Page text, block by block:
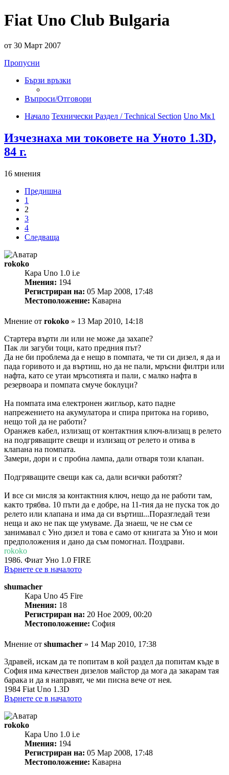
Fiat Uno Club Bulgaria
от 30 Март 2007
Пропусни
Бързи връзки
Въпроси/Отговори
Начало Технически Раздел / Technical Section Uno Мк1
Изчезнаха ми токовете на Уното 1.3D,
84 г.
16 мнения
Предишна
1
2
3
4
Следваща
rokoko
Кара Uno 1.0 i.e
Мнения: 194
Регистриран на: 05 Мар 2008, 17:48
Местоположение: Каварна
Мнение от rokoko » 13 Мар 2010, 14:18
Стартера върти ли или не може да захапе?
Пак ли загуби тоци, като предния път?
Да не би проблема да е нещо в помпата, че ти си дизел, я да и
пада горивото и да въртиш, но да не пали, мръсни филтри или
нафта, като се утаи мръсотията и пали, с малко нафта в
резервоара и помпата смуче боклуци?
На помпата има електронен жигльор, като падне
напрежението на акумулатора и спира притока на гориво,
нещо той да не работи?
Оранжев кабел, излизащ от контактния ключ-влизащ в релето
на подгряващите свещи и излизащ от релето и отива в
клапана на помпата.
Замери, дори и с пробна лампа, дали отваря този клапан.
Подгряващите свещи как са, дали всички работят?
И все си мисля за контактния ключ, нещо да не работи там,
както трябва. 10 пъти да е добре, на 11-тия да не пуска ток до
релето или клапана и има да си въртиш...Поразгледай тези
неща и ако не пак ще умуваме. Да знаеш, че не съм се
занимавал с Уно дизел и това е само от книгата за Уно и мои
предположения и дано да съм помогнал. Поздрави.
rokoko
1986. Фиат Уно 1.0 FIRE
Върнете се в началото
shumacher
Кара Uno 45 Fire
Мнения: 18
Регистриран на: 20 Ное 2009, 00:20
Местоположение: София
Мнение от shumacher » 14 Мар 2010, 17:38
3дравей, искам да те попитам в кой раздел да попитам къде в
София има качествен дизелов майстор да мога да закарам тая
барака и да я направят, че ми писна вече от нея.
1984 Fiat Uno 1.3D
Върнете се в началото
rokoko
Кара Uno 1.0 i.e
Мнения: 194
Регистриран на: 05 Мар 2008, 17:48
Местоположение: Каварна